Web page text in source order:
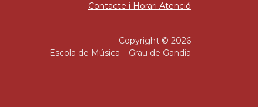
Contacte i Horari Atenció
Copyright © 2026
Escola de Música – Grau de Gandia